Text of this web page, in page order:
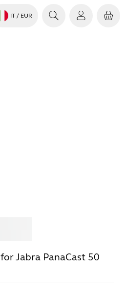
IT / EUR
Jabra PanaCast 50